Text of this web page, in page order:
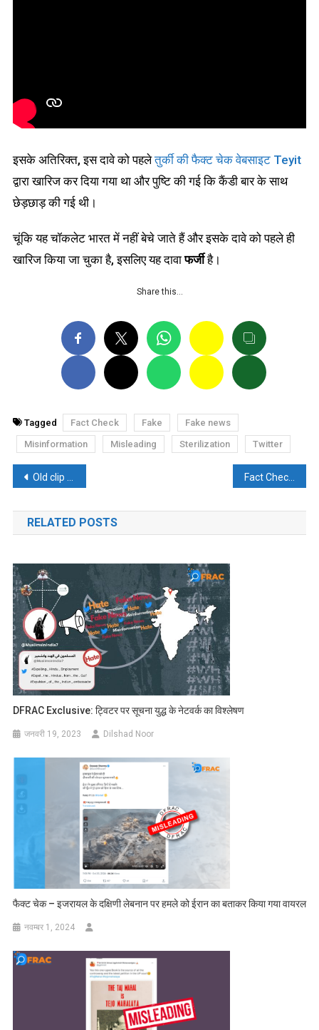
इसके अतिरिक्त, इस दावे को पहलेतुर्की की फैक्ट चेक वेबसाइट Teyit
द्वारा खारिज कर दिया गया था‌ और पुष्टि की गई कि कैंडी बार के साथ
छेड़छाड़ की गई थी।
चूंकि यह चॉकलेट भारत में नहीं बेचे जाते हैं और इसके दावे को पहले ही
खारिज किया जा चुका है, इसलिए यह दावाफर्जीहै।
Share this…
Tagged Fact Check Fake
Fake news
Misinformation
Misleading Sterilization Twitter
पोस्ट
नेविगेशन
Old clip of Ram Navami rally being linked to Amravati riots goes viral
RELATED POSTS
DFRAC Exclusive: ट्विटर पर सूचना युद्ध के नेटवर्क का विश्लेषण
जनवरी 19, 2023 Dilshad Noor
फैक्ट चेक – इजरायल के दक्षिणी लेबनान पर हमले को ईरान का बताकर किया गया वायरल
नवम्बर 1, 2024